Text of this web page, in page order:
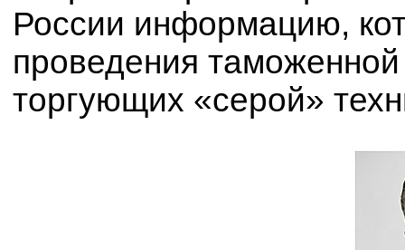
России информацию,
проведения
торгующих «серой»